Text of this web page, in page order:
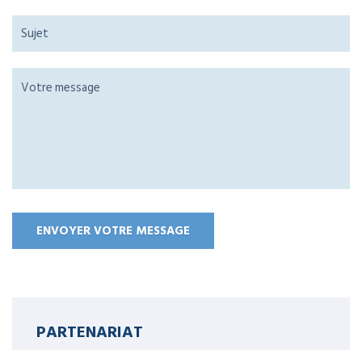
PARTENARIAT